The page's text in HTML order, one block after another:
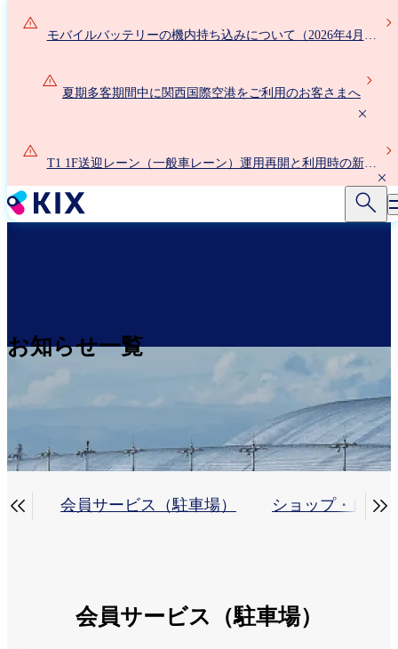
移
動
モバイルバッテリーの機内持ち込みについて（2026年4月24
夏期多客期間中に関西国際空港をご利用のお客さまへ
T1 1F送迎レーン（一般車レーン）運用再開と利用時の新ル
お知らせ一覧
せ 会員サービス（駐車場） ショップ・レス
 
会員サービス（駐車場）